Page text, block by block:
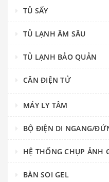
TỦ SẤY
TỦ LẠNH ÂM SÂU
TỦ LẠNH BẢO QUẢN
CÂN ĐIỆN TỬ
MÁY LY TÂM
BỘ ĐIỆN DI NGANG/
HỆ THỐNG CHỤP ẢNH
BÀN SOI GEL